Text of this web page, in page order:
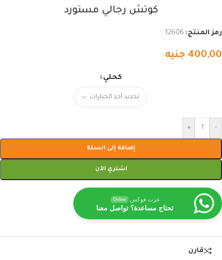
كوتش رجالي مستورد
رمز المنتج: 12606
400,00 جنيه
كحلي
-
+
إضافة إلى السلة
اشتري الآن
عزت فوكس Online
تحتاج مساعدة؟ تواصل معنا
قارن